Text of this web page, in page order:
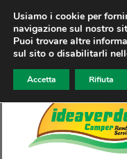
Usiamo i cookie per
navigazione sul nostro
Puoi trovare altre
sul sito o disabilitarli
Accetta Rifiuta